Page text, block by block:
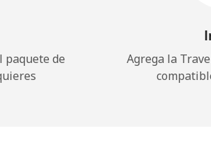
paquete de
Agrega la